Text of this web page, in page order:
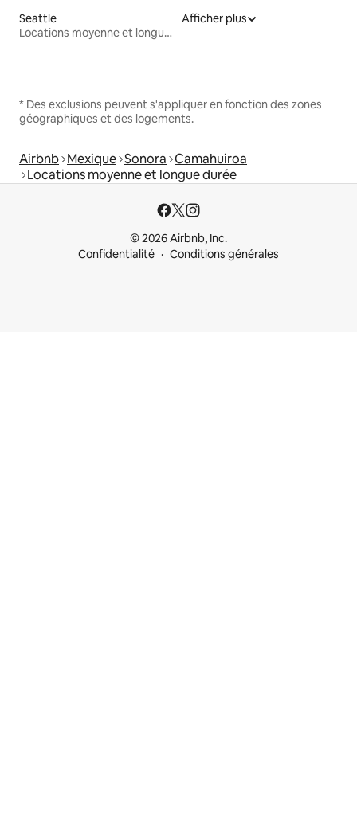
Seattle
Locations moyenne et longue durée
Afficher plus
* Des exclusions peuvent s'appliquer en fonction des zones
géographiques et des logements.
Airbnb Mexique Sonora Camahuiroa
Locations moyenne et longue durée
© 2026 Airbnb, Inc.
Confidentialité
Conditions générales